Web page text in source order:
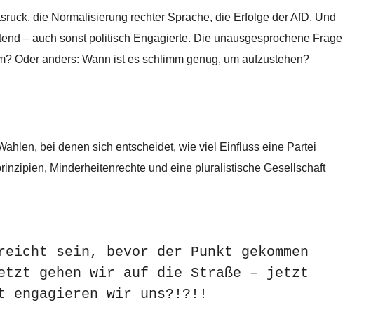
die Normalisierung rechter Sprache, die Erfolge der AfD. Und
– auch sonst politisch Engagierte. Die unausgesprochene Frage
Oder anders: Wann ist es schlimm genug, um aufzustehen?
bei denen sich entscheidet, wie viel Einfluss eine Partei
Minderheitenrechte und eine pluralistische Gesellschaft
sein, bevor der Punkt gekommen
gehen wir auf die Straße – jetzt
wir uns?!?!!